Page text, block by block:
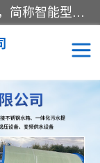
抗浮式地埋箱泵一体化增压给水设备，简称智能型泵站。它由由水泵机组、消防水箱、泵房三大部分组成，其抗浮效果好，因为设计时通过将底板与箱体联在一起，箱体重量抵消了地下水浮力。系统维护好，内部拉筋、泵站、管道，喷淋等各部运行正堂，无一损坏；结构更牢固。
一体化